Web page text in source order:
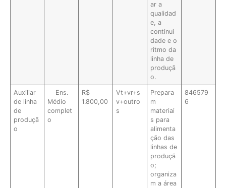
ar a
qualidad
e, a
continui
dade e o
ritmo da
linha de
produçã
o.
Auxiliar
de linha
de
produçã
o
Ens.
Médio
complet
o
R$
1.800,00
Vt+vr+s
v+outro
s
Prepara
m
materiai
s para
alimenta
ção das
linhas de
produçã
o;
organiza
m a área
846579
6